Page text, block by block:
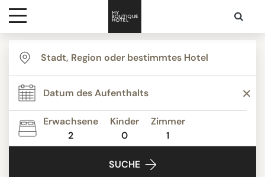
Ziele
Hotelarten
Kontakt
Erwachsene
2
Kinder
0
Zimmer
1
SUCHE